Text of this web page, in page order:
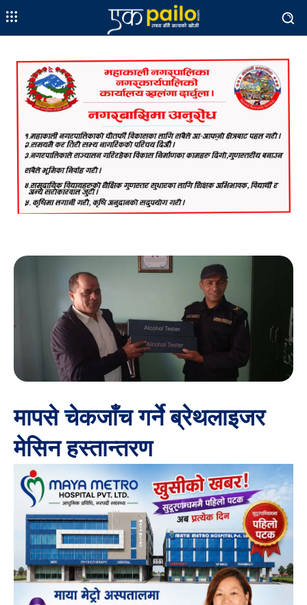
मापसे चेकजाँच गर्ने ब्रेथलाइजर
मेसिन हस्तान्तरण